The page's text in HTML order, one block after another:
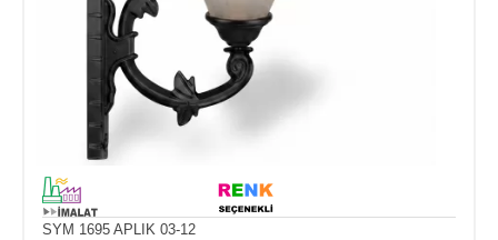
SYM 1695 APLIK 03-12